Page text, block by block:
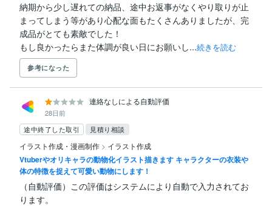
納期から少し遅れての納品、途中お返事がなくやり取りが止
まってしまう等があり心配な面もたくさんありましたが、完
成品がとても素敵でした！
もし良かったらまた体調が良い日にお願いし...続きを読む
参考になった
連絡なしによる自動評価
28日前
途中終了した取引
見積り相談
イラスト作成・漫画制作 > イラスト作成
Vtuberやオリキャラの動物化イラスト描きます キャラクターの衣装や
体の特徴を捉えて可愛い動物にします！
（自動評価）この評価はシステムにより自動で入力されてお
ります。